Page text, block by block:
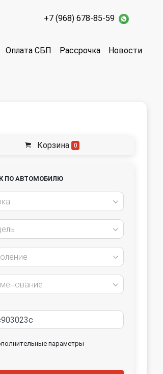
+7 (968) 678-85-59
Оплата СБП Рассрочка Новости
Корзина 0
ПО АВТОМОБИЛЮ
параметры